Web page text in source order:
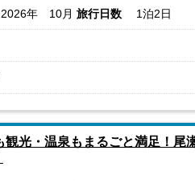
年 10月 旅行日数 1泊2日
観光・温泉もまるごと満足！